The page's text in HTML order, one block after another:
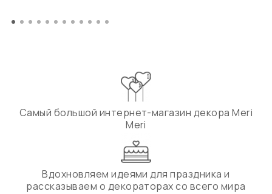
Самый большой интернет-магазин декора Meri
Meri
Вдохновляем идеями для праздника и
рассказываем о декораторах со всего мира